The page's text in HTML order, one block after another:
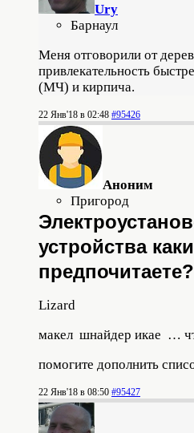
Ury
Барнаул
Меня отговорили от
привлекательность
(МЧ) и кирпича.
22 Янв'18 в 02:48 #95426
Аноним
Пригород
устройства
предпочитаете?
Lizard
макел шнайдер икае …
помогите дополнить
22 Янв'18 в 08:50 #95427